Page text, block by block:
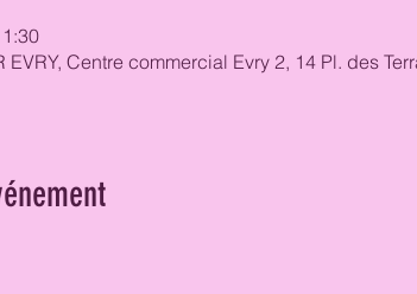
EVRY, Centre commercial Evry 2, 14 Pl. des